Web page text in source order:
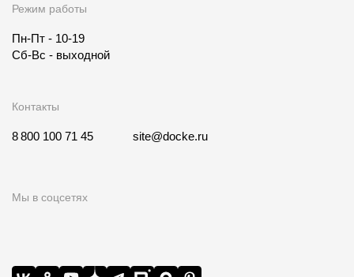
Режим работы
Пн-Пт - 10-19
Сб-Вс - выходной
Контакты
8 800 100 71 45 site@docke.ru
Мы в соцсетях